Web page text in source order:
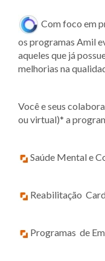
Com foco em
os programas Amil
aqueles que já
melhorias na
Você e seus
ou virtual)* a
Saúde Mental e
Reabilitação
Programas de